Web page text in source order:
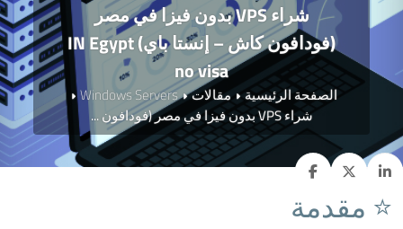
شراء VPS بدون فيزا في مصر
(فودافون كاش – إنستا باي) IN Egypt
no visa
الصفحة الرئيسية مقالات
Windows Servers
شراء VPS بدون فيزا في مصر (فودافون ...
⭐ مقدمة